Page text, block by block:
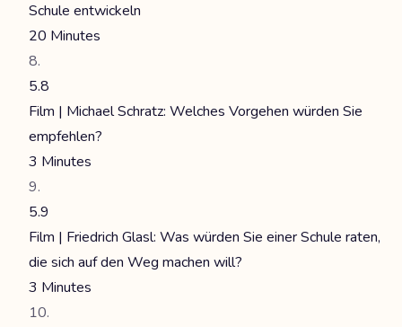
Schule entwickeln
20 Minutes
5.8
Film | Michael Schratz: Welches Vorgehen würden Sie
empfehlen?
3 Minutes
5.9
Film | Friedrich Glasl: Was würden Sie einer Schule raten,
die sich auf den Weg machen will?
3 Minutes